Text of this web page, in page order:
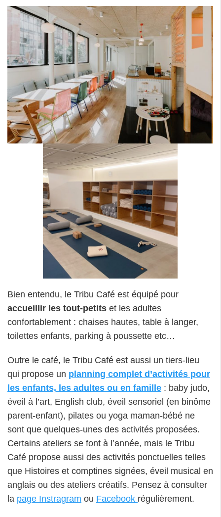
Bien entendu, le Tribu Café est équipé pour
accueillir les tout-petits et les adultes
confortablement : chaises hautes, table à langer,
toilettes enfants, parking à poussette etc…
Outre le café, le Tribu Café est aussi un tiers-lieu
qui propose un planning complet d’activités pour
les enfants, les adultes ou en famille : baby judo,
éveil à l’art, English club, éveil sensoriel (en binôme
parent-enfant), pilates ou yoga maman-bébé ne
sont que quelques-unes des activités proposées.
Certains ateliers se font à l’année, mais le Tribu
Café propose aussi des activités ponctuelles telles
que Histoires et comptines signées, éveil musical en
anglais ou des ateliers créatifs. Pensez à consulter
la page Instragram ou Facebook régulièrement.